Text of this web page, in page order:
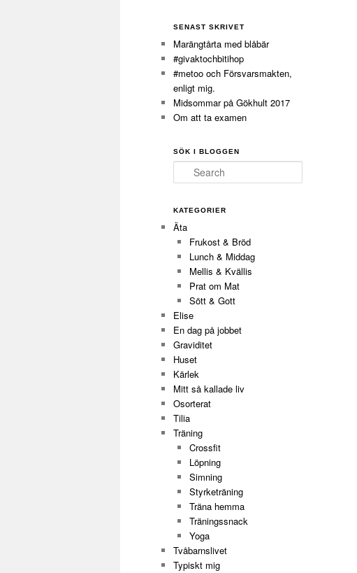
SENAST SKRIVET
Marängtårta med blåbär
#givaktochbitihop
#metoo och Försvarsmakten,
enligt mig.
Midsommar på Gökhult 2017
Om att ta examen
SÖK I BLOGGEN
Search
KATEGORIER
Äta
Frukost & Bröd
Lunch & Middag
Mellis & Kvällis
Prat om Mat
Sött & Gott
Elise
En dag på jobbet
Graviditet
Huset
Kärlek
Mitt så kallade liv
Osorterat
Tilia
Träning
Crossfit
Löpning
Simning
Styrketräning
Träna hemma
Träningssnack
Yoga
Tvåbarnslivet
Typiskt mig